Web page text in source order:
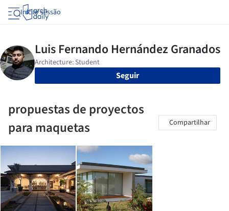
Iniciar sessão
Seguir
propuestas de proyectos
para maquetas
Compartilhar